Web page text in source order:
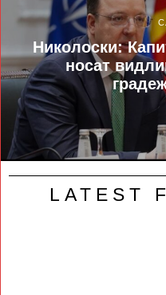
Николоски:
носат
LATEST